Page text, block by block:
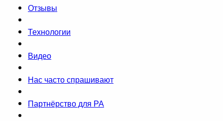
Отзывы
Технологии
Видео
Нас часто спрашивают
Партнёрство для РА